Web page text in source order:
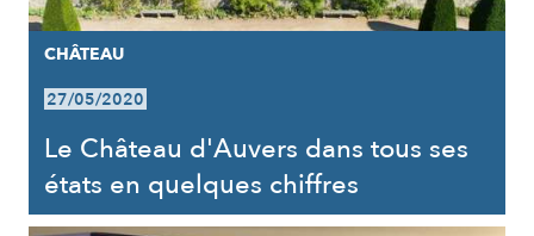
CHÂTEAU
27/05/2020
Le Château d'Auvers dans tous ses
états en quelques chiffres